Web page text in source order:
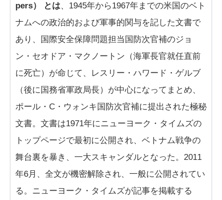
pers） とは、1945年から1967年までの米国のベト
ナムへの政治的および軍事的関与を記した文書で
あり、国際安全保障問題担当国防次官補のジョ
ン・セオドア・マクノートン（海軍長官就任直前
に死亡）が命じて、レスリー・ハワード・ゲルブ
（後に国務省軍政局長）が中心になってまとめ、
ポール・C・ウォンキ国防次官補に提出された極秘
文書。文書は1971年にニューヨーク・タイムズの
トップページで最初に公開され、ベトナム戦争の
舞台裏を暴き、一大スキャンダルとなった。2011
年6月、全文が機密解除され、一般に公開されてい
る。ニューヨーク・タイムズが記事を掲載する